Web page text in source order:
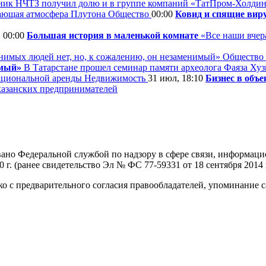
НЧТЗ получил долю и в группе компаний «ТатПром-
Общество 00:00 Ковид и спящие
00:00 Большая история в маленькой комнате «Все наши
Общество
В Татарстане прошел семинар памяти археолога Фаяза
Недвижимость 31 июл, 18:10 Бизнес в
предпринимателей
Федеральной службой по надзору в сфере связи,
(ранее свидетельство Эл № ФС 77-59331 от 18 сентября 2014
предварительного согласия правообладателей,